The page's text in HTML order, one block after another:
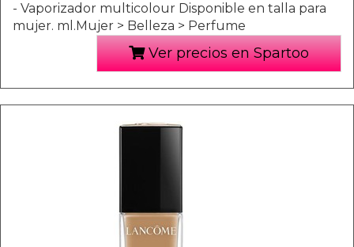
- Vaporizador multicolour Disponible en talla para
mujer. ml.Mujer > Belleza > Perfume
Ver precios en Spartoo